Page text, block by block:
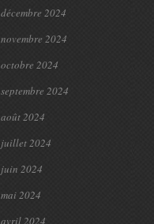
décembre 2024
novembre 2024
octobre 2024
septembre 2024
août 2024
juillet 2024
juin 2024
mai 2024
avril 2024